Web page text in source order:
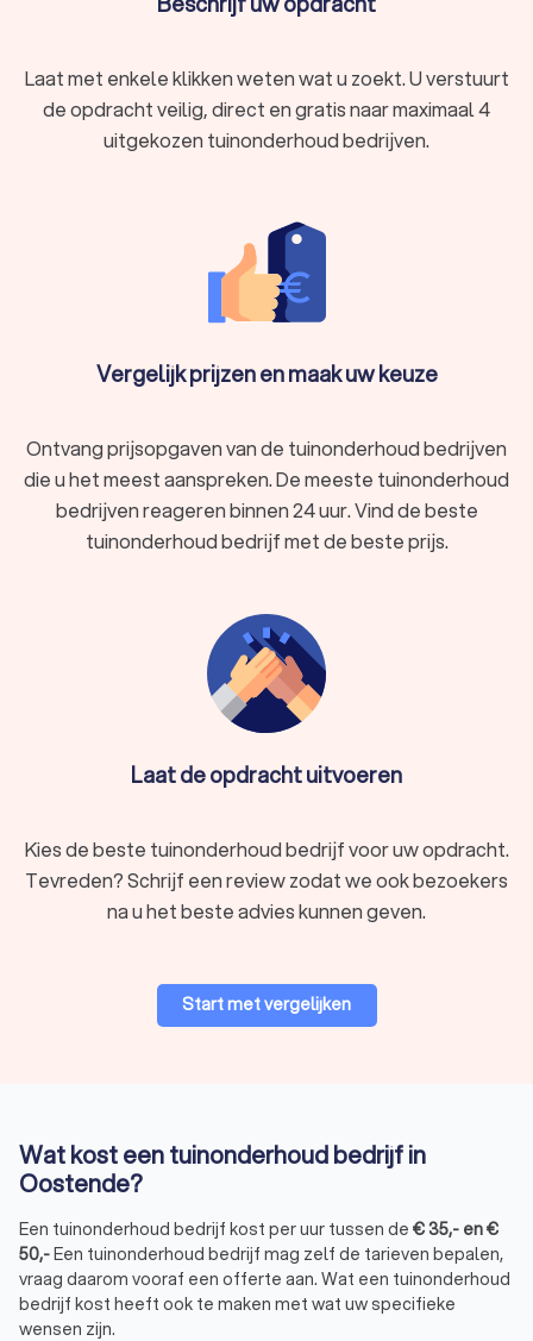
Laat met enkele klikken weten wat u zoekt. U verstuurt
de opdracht veilig, direct en gratis naar maximaal 4
uitgekozen tuinonderhoud bedrijven.
Vergelijk prijzen en maak uw keuze
Ontvang prijsopgaven van de tuinonderhoud bedrijven
die u het meest aanspreken. De meeste tuinonderhoud
bedrijven reageren binnen 24 uur. Vind de beste
tuinonderhoud bedrijf met de beste prijs.
Laat de opdracht uitvoeren
Kies de beste tuinonderhoud bedrijf voor uw opdracht.
Tevreden? Schrijf een review zodat we ook bezoekers
na u het beste advies kunnen geven.
Start met vergelijken
Wat kost een tuinonderhoud bedrijf in
Oostende?
Een tuinonderhoud bedrijf kost per uur tussen de €35,- en€
50,-Een tuinonderhoud bedrijf mag zelf de tarieven bepalen,
vraag daarom vooraf een offerte aan. Wat een tuinonderhoud
bedrijf kost heeft ook te maken met wat uw specifieke
wensen zijn.